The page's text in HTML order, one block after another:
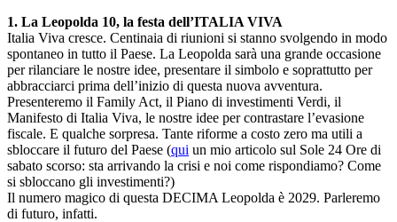
1. La Leopolda 10, la festa dell’ITALIA VIVA
Italia Viva cresce. Centinaia di riunioni si stanno svolgendo in modo
spontaneo in tutto il Paese. La Leopolda sarà una grande occasione
per rilanciare le nostre idee, presentare il simbolo e soprattutto per
abbracciarci prima dell’inizio di questa nuova avventura.
Presenteremo il Family Act, il Piano di investimenti Verdi, il
Manifesto di Italia Viva, le nostre idee per contrastare l’evasione
fiscale. E qualche sorpresa. Tante riforme a costo zero ma utili a
sbloccare il futuro del Paese (qui un mio articolo sul Sole 24 Ore di
sabato scorso: sta arrivando la crisi e noi come rispondiamo? Come
si sbloccano gli investimenti?)
Il numero magico di questa DECIMA Leopolda è 2029. Parleremo
di futuro, infatti.